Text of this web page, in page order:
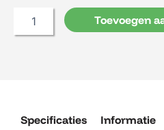
aantal
Toevoegen
Specificaties Informatie